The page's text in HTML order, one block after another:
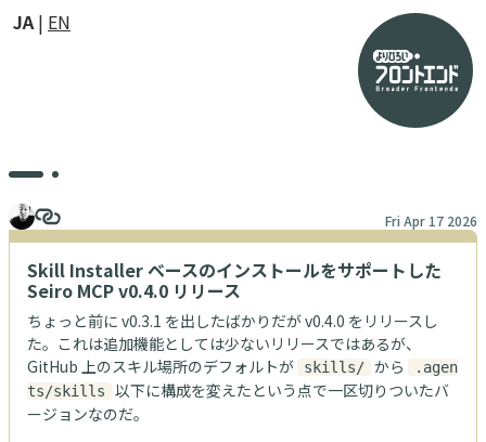
JA EN
Fri Apr 17 2026
Skill Installer ベースのインストールをサポートした
Seiro MCP v0.4.0 リリース
ちょっと前に v0.3.1 を出したばかりだが v0.4.0 をリリースし
た。これは追加機能としては少ないリリースではあるが、
GitHub 上のスキル場所のデフォルトが
skills/ から
.agen
ts/skills
以下に構成を変えたという点で一区切りついたバ
ージョンなのだ。